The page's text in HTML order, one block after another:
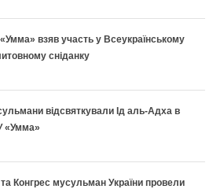
взяв участь у Всеукраїнському
сніданку
відсвяткували Ід аль-Адха в
«Умма»
Конгрес мусульман України провели